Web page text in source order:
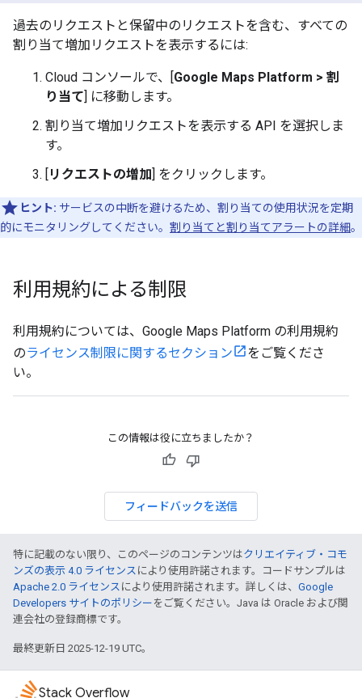
過去のリクエストと保留中のリクエストを含む、すべての
割り当て増加リクエストを表示するには:
Cloud コンソールで、[Google Maps Platform > 割
り当て] に移動します。
割り当て増加リクエストを表示する API を選択しま
す。
[リクエストの増加] をクリックします。
ヒント: サービスの中断を避けるため、割り当ての使用状況を定期
的にモニタリングしてください。 割り当てと割り当てアラートの詳細。
利用規約による制限
利用規約については、Google Maps Platform の利用規約
のライセンス制限に関するセクション
をご覧くださ
い。
この情報は役に立ちましたか？
フィードバックを送信
特に記載のない限り、このページのコンテンツはクリエイティブ・コモ
ンズの表示 4.0 ライセンス により使用許諾されます。コードサンプルは
Apache 2.0 ライセンス により使用許諾されます。詳しくは、 Google
Developers サイトのポリシー をご覧ください。Java は Oracle および関
連会社の登録商標です。
最終更新日 2025-12-19 UTC。
Stack Overflow